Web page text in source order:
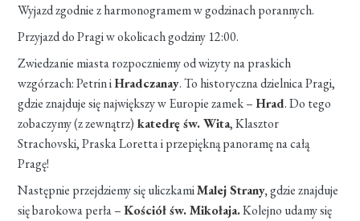
Wyjazd zgodnie z harmonogramem w godzinach porannych.
Przyjazd do Pragi w okolicach godziny 12:00.
Zwiedzanie miasta rozpoczniemy od wizyty na praskich
wzgórzach: Petrin iHradczanay. To historyczna dzielnica Pragi,
gdzie znajduje się największy w Europie zamek – Hrad. Do tego
zobaczymy (z zewnątrz) katedrę św. Wita, Klasztor
Strachovski, Praska Loretta i przepiękną panoramę na całą
Pragę!
Następnie przejdziemy się uliczkamiMalej Strany,gdzie znajduje
się barokowa perła –Kościół św. Mikołaja.Kolejno udamy się